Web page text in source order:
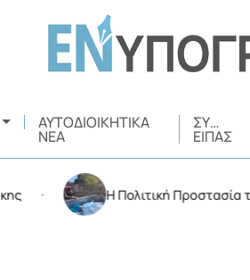
ΑΥΤΟΔΙΟΙΚΗΤΙΚΆ
ΝΈΑ
ΣΥ…
ΕΊΠΑΣ
Η Πολιτική Προστασία του